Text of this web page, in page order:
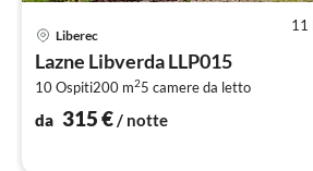
11
Liberec
Lazne Libverda LLP015
10 Ospiti200 m25 camere da letto
da 315€/ notte